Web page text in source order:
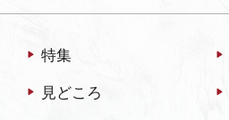
特集
見どころ